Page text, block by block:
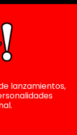
lanzamientos,